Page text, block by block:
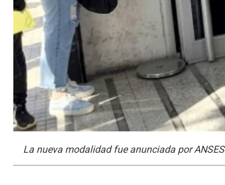
La nueva modalidad fue anunciada por ANSES